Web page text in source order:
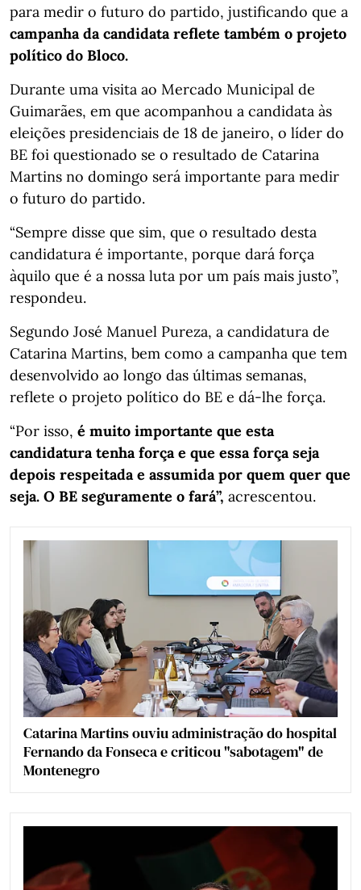
para medir o futuro do partido, justificando que a
campanha da candidata reflete também o projeto
político do Bloco.
Durante uma visita ao Mercado Municipal de
Guimarães, em que acompanhou a candidata às
eleições presidenciais de 18 de janeiro, o líder do
BE foi questionado se o resultado de Catarina
Martins no domingo será importante para medir
o futuro do partido.
“Sempre disse que sim, que o resultado desta
candidatura é importante, porque dará força
àquilo que é a nossa luta por um país mais justo”,
respondeu.
Segundo José Manuel Pureza, a candidatura de
Catarina Martins, bem como a campanha que tem
desenvolvido ao longo das últimas semanas,
reflete o projeto político do BE e dá-lhe força.
“Por isso, é muito importante que esta
candidatura tenha força e que essa força seja
depois respeitada e assumida por quem quer que
seja. O BE seguramente o fará”, acrescentou.
Catarina Martins ouviu administração do hospital
Fernando da Fonseca e criticou "sabotagem" de
Montenegro